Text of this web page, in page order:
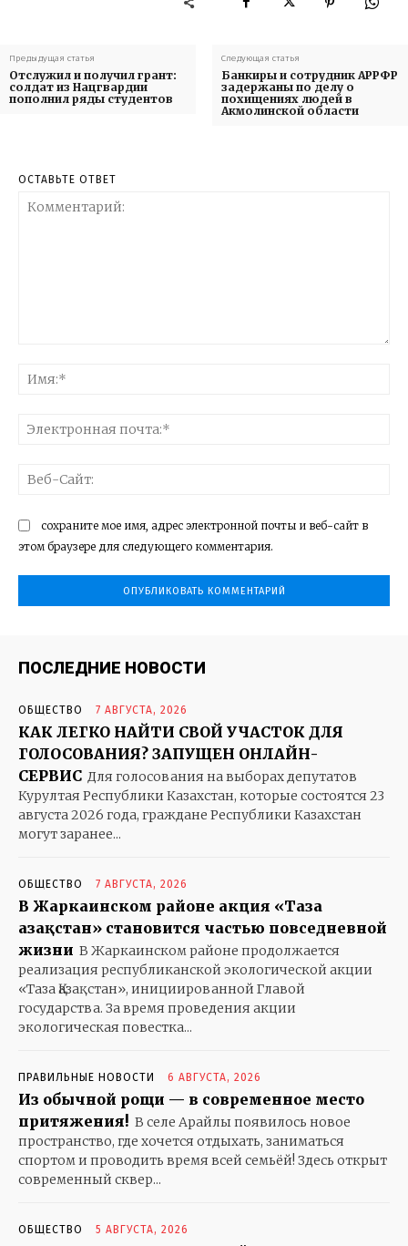
Предыдущая статья
Отслужил и получил грант:
солдат из Нацгвардии
пополнил ряды студентов
Следующая статья
Банкиры и сотрудник АРРФР
задержаны по делу о
похищениях людей в
Акмолинской области
ОСТАВЬТЕ ОТВЕТ
сохраните мое имя, адрес электронной почты и веб-сайт в
этом браузере для следующего комментария.
ПОСЛЕДНИЕ НОВОСТИ
ОБЩЕСТВО 7 АВГУСТА, 2026
КАК ЛЕГКО НАЙТИ СВОЙ УЧАСТОК ДЛЯ
ГОЛОСОВАНИЯ? ЗАПУЩЕН ОНЛАЙН-
СЕРВИС Для голосования на выборах депутатов
Курултая Республики Казахстан, которые состоятся 23
августа 2026 года, граждане Республики Казахстан
могут заранее...
ОБЩЕСТВО 7 АВГУСТА, 2026
В Жаркаинском районе акция «Таза
Қазақстан» становится частью повседневной
жизни В Жаркаинском районе продолжается
реализация республиканской экологической акции
«Таза Қазақстан», инициированной Главой
государства. За время проведения акции
экологическая повестка...
ПРАВИЛЬНЫЕ НОВОСТИ 6 АВГУСТА, 2026
Из обычной рощи — в современное место
притяжения! В селе Арайлы появилось новое
пространство, где хочется отдыхать, заниматься
спортом и проводить время всей семьёй! Здесь открыт
современный сквер...
ОБЩЕСТВО 5 АВГУСТА, 2026